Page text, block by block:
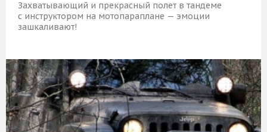
Захватывающий и прекрасный полет в тандеме
с инструктором на мотопараплане — эмоции
зашкаливают!
8 009 Р КУПИТЬ